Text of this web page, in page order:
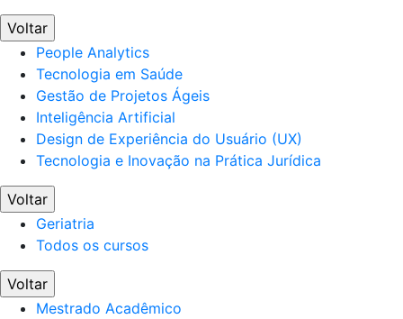
Voltar
People Analytics
Tecnologia em Saúde
Gestão de Projetos Ágeis
Inteligência Artificial
Design de Experiência do Usuário (UX)
Tecnologia e Inovação na Prática Jurídica
Voltar
Geriatria
Todos os cursos
Voltar
Mestrado Acadêmico